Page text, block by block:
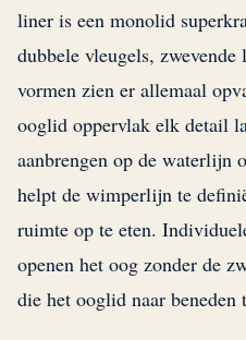
liner is een monolid
dubbele vleugels,
vormen zien er allemaal
ooglid oppervlak elk detail
aanbrengen op de waterlijn
helpt de wimperlijn te
ruimte op te eten.
openen het oog zonder de
die het ooglid naar beneden